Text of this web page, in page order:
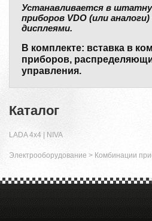
Устанавливается в
приборов VDO (или
дисплеями.
В комплекте: вставка в
приборов,
управления.
Каталог
LADA 4x4 | NIVA
Электрооборудование > Комбинации